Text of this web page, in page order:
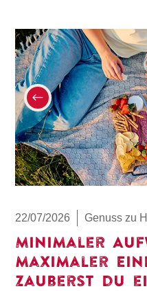
Minimaler
maximaler
zauberst du
Genuss zu
22/07/2026